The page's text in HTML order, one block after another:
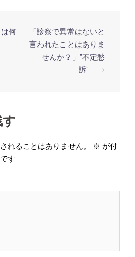
は何
「診察で異常はないと
言われたことはありま
せんか？」”不定愁
訴”
⟶
れることはありません。 ※ が付
す